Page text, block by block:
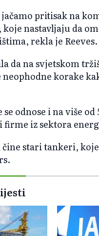
pritisak na
nastavljaju da
rekla je Reeves.
da na svjetskom
neophodne korake
se odnose i na više
firme iz sektora
čine stari tankeri,